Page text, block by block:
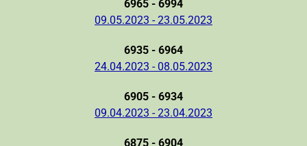
6965 - 6994
09.05.2023 - 23.05.2023
6935 - 6964
24.04.2023 - 08.05.2023
6905 - 6934
09.04.2023 - 23.04.2023
6875 - 6904